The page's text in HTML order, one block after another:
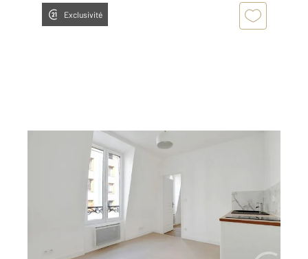
Exclusivité
PARIS 75020
, 2 pièces
Ref : 11457
Appartement F2 à vendre
249 000 €
Visiter le site dédié